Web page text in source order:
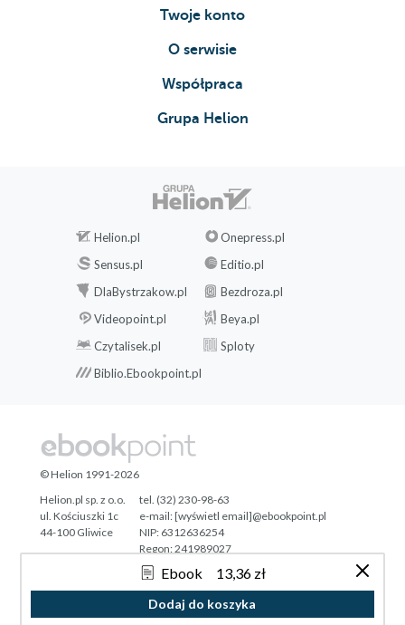
Ebook 13,36 zł
Dodaj do koszyka
Twoje konto
O serwisie
Współpraca
Grupa Helion
Helion.pl
Onepress.pl
Sensus.pl
Editio.pl
DlaBystrzakow.pl
Bezdroza.pl
Videopoint.pl
Beya.pl
Czytalisek.pl
Sploty
Biblio.Ebookpoint.pl
Tonik.pl
© Helion 1991-2026
Helion.pl sp. z o.o.
ul. Kościuszki 1c
44-100 Gliwice
tel. (32) 230-98-63
e-mail:[wyświetl email]@ebookpoint.pl
NIP: 6312636254
Regon: 241989027